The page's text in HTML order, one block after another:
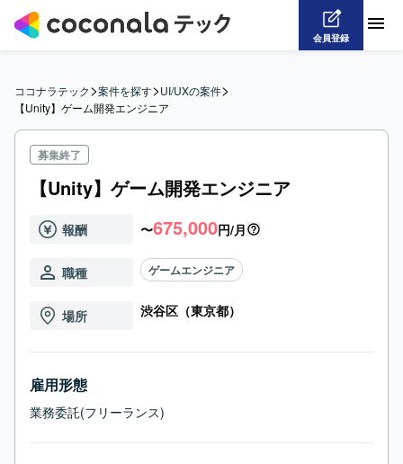
会員登録
ココナラテック>案件を探す>UI/UXの案件>
【Unity】ゲーム開発エンジニア
募集終了
【Unity】ゲーム開発エンジニア
報酬 〜675,000円/月
職種 ゲームエンジニア
場所 渋谷区（東京都）
雇用形態
業務委託(フリーランス)